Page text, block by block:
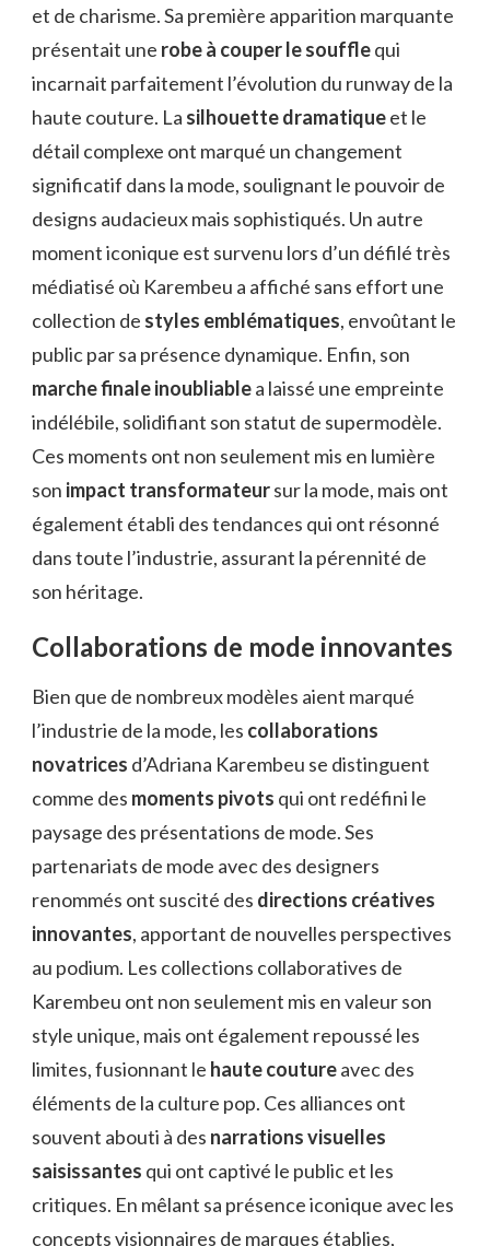
et de charisme. Sa première apparition marquante
présentait une robe à couper le soufflequi
incarnait parfaitement l’évolution du runway de la
haute couture. La silhouette dramatiqueet le
détail complexe ont marqué un changement
significatif dans la mode, soulignant le pouvoir de
designs audacieux mais sophistiqués. Un autre
moment iconique est survenu lors d’un défilé très
médiatisé où Karembeu a affiché sans effort une
collection de styles emblématiques, envoûtant le
public par sa présence dynamique. Enfin, son
marche finale inoubliablea laissé une empreinte
indélébile, solidifiant son statut de supermodèle.
Ces moments ont non seulement mis en lumière
son impact transformateursur la mode, mais ont
également établi des tendances qui ont résonné
dans toute l’industrie, assurant la pérennité de
son héritage.
Collaborations de mode innovantes
Bien que de nombreux modèles aient marqué
l’industrie de la mode, les collaborations
novatrices d’Adriana Karembeu se distinguent
comme des moments pivots qui ont redéfini le
paysage des présentations de mode. Ses
partenariats de mode avec des designers
renommés ont suscité des directions créatives
innovantes, apportant de nouvelles perspectives
au podium. Les collections collaboratives de
Karembeu ont non seulement mis en valeur son
style unique, mais ont également repoussé les
limites, fusionnant le haute coutureavec des
éléments de la culture pop. Ces alliances ont
souvent abouti à des narrations visuelles
saisissantes qui ont captivé le public et les
critiques. En mêlant sa présence iconique avec les
concepts visionnaires de marques établies,